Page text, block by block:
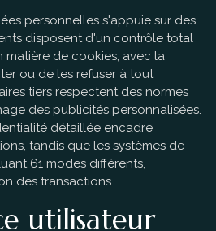
personnelles s'appuie sur des
disposent d'un contrôle total
matière de cookies, avec la
ou de les refuser à tout
tiers respectent des normes
des publicités personnalisées.
détaillée encadre
tandis que les systèmes de
61 modes différents,
des transactions.
utilisateur